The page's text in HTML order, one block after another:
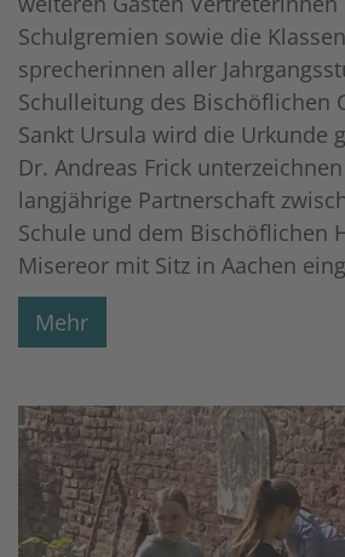
Schulgremien sowie die
sprecherinnen aller
Schulleitung des Bischöflichen
Sankt Ursula wird die Urkunde
Dr. Andreas Frick
langjährige Partnerschaft
Schule und dem Bischöflichen
Misereor mit Sitz in Aachen
Mehr